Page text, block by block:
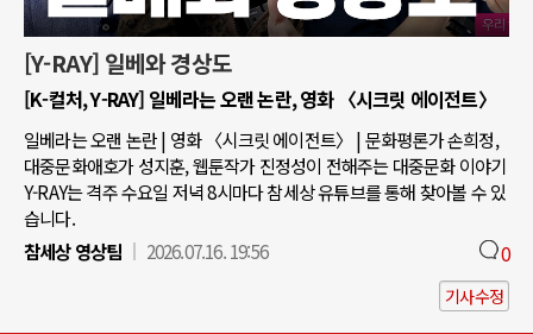
[Y-RAY] 일베와 경상도
[K-컬처, Y-RAY] 일베라는 오랜 논란, 영화 〈시크릿 에이전트〉
일베라는 오랜 논란 | 영화 〈시크릿 에이전트〉 | 문화평론가 손희정,
대중문화애호가 성지훈, 웹툰작가 진정성이 전해주는 대중문화 이야기
Y-RAY는 격주 수요일 저녁 8시마다 참세상 유튜브를 통해 찾아볼 수 있
습니다.
참세상 영상팀
2026.07.16. 19:56 0
기사수정